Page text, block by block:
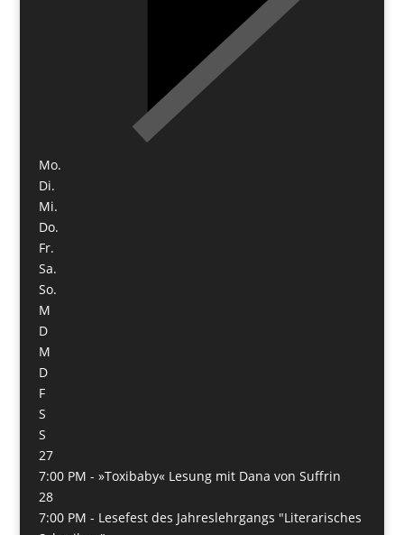
Mo.
Di.
Mi.
Do.
Fr.
Sa.
So.
M
D
M
D
F
S
S
27
7:00 PM - »Toxibaby« Lesung mit Dana von Suffrin
28
7:00 PM - Lesefest des Jahreslehrgangs "Literarisches